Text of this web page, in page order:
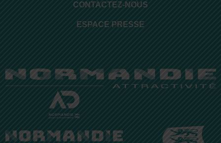
CONTACTEZ-NOUS
ESPACE PRESSE